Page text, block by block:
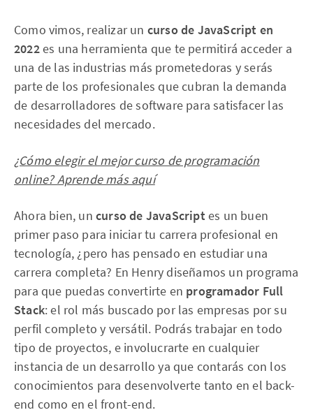
Como vimos, realizar un curso de JavaScript en
2022es una herramienta que te permitirá acceder a
una de las industrias más prometedoras y serás
parte de los profesionales que cubran la demanda
de desarrolladores de software para satisfacer las
necesidades del mercado.
¿Cómo elegir el mejor curso de programación
online? Aprende más aquí
Ahora bien, un curso de JavaScript es un buen
primer paso para iniciar tu carrera profesional en
tecnología, ¿pero has pensado en estudiar una
carrera completa? En Henry diseñamos un programa
para que puedas convertirte en programador Full
Stack: el rol más buscado por las empresas por su
perfil completo y versátil. Podrás trabajar en todo
tipo de proyectos, e involucrarte en cualquier
instancia de un desarrollo ya que contarás con los
conocimientos para desenvolverte tanto en el back-
end como en el front-end.